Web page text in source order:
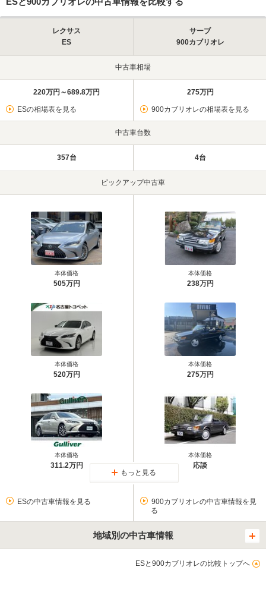
レクサス
ES
サーブ
900カブリオレ
中古車相場
220万円～689.8万円
ESの相場表を見る
275万円
900カブリオレの相場表を見る
中古車台数
357台 4台
ピックアップ中古車
本体価格
505万円
本体価格
520万円
本体価格
311.2万円
本体価格
238万円
本体価格
275万円
本体価格
応談
もっと見る
ESの中古車情報を見る
900カブリオレの中古車情報を見
る
地域別の中古車情報
ESと900カブリオレの比較トップへ